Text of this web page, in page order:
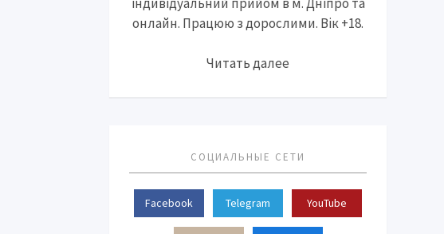
онлайн. Працюю з дорослими. Вік +18.
Читать далее
СОЦИАЛЬНЫЕ СЕТИ
Facebook Telegram YouTube